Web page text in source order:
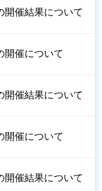
開催結果について
開催について
開催結果について
開催について
開催結果について